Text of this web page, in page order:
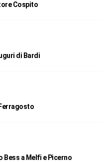
Cospito
di Bardi
Bess a Melfi e Picerno